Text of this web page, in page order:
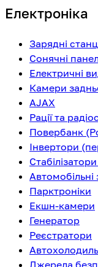
Електроніка
Зарядні
Сонячні
Електричні
Камери
AJAX
Рації та
Повербанк
Інвертори
Автомобільні
Парктроніки
Екшн-камери
Генератор
Реєстратори
Джерела